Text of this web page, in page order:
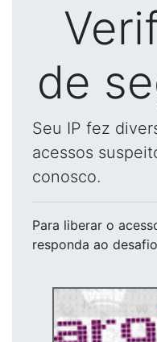
de
Seu IP fez
acessos
conosco.
Para liberar o
responda ao